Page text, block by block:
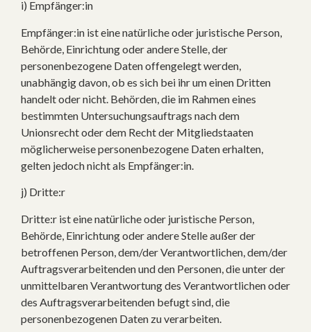
i) Empfänger:in
Empfänger:in ist eine natürliche oder juristische Person,
Behörde, Einrichtung oder andere Stelle, der
personenbezogene Daten offengelegt werden,
unabhängig davon, ob es sich bei ihr um einen Dritten
handelt oder nicht. Behörden, die im Rahmen eines
bestimmten Untersuchungsauftrags nach dem
Unionsrecht oder dem Recht der Mitgliedstaaten
möglicherweise personenbezogene Daten erhalten,
gelten jedoch nicht als Empfänger:in.
j) Dritte:r
Dritte:r ist eine natürliche oder juristische Person,
Behörde, Einrichtung oder andere Stelle außer der
betroffenen Person, dem/der Verantwortlichen, dem/der
Auftragsverarbeitenden und den Personen, die unter der
unmittelbaren Verantwortung des Verantwortlichen oder
des Auftragsverarbeitenden befugt sind, die
personenbezogenen Daten zu verarbeiten.